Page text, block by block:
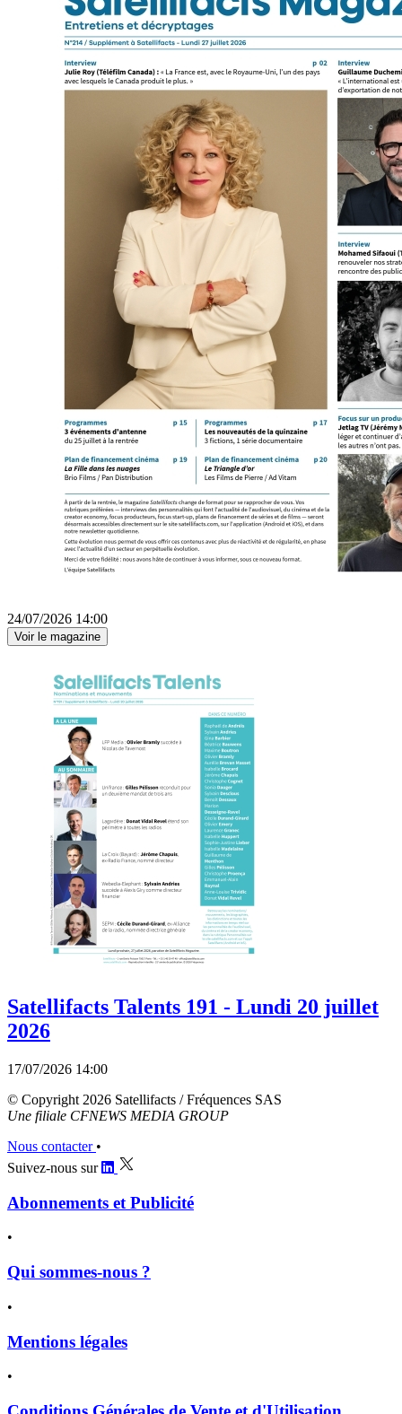
24/07/2026 14:00
Voir le magazine
Satellifacts Talents 191 - Lundi 20 juillet
2026
17/07/2026 14:00
© Copyright 2026 Satellifacts / Fréquences SAS
Une filiale CFNEWS MEDIA GROUP
Nous contacter •
Suivez-nous sur
Abonnements et Publicité
•
Qui sommes-nous ?
•
Mentions légales
•